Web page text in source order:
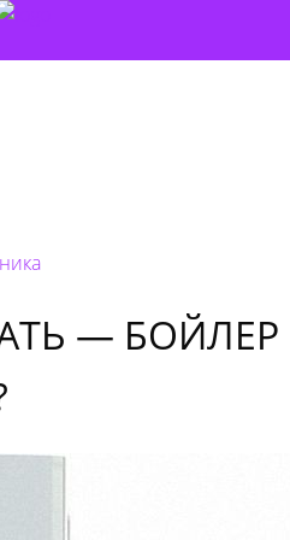
—